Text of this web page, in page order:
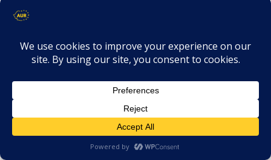
Andrei Busuioc – Interpelare –
Sistemul de sănătate publică este
subfinanțat, iar listele lungi de
așteptare pentru a beneficia de
dispozitive utilizate în tratamentul
afecțiunilor cardiace stau drept